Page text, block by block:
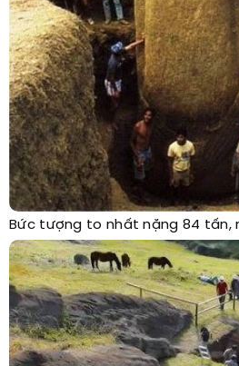
Bức tượng to nhất nặng 84 tấn,